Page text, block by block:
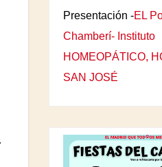
Presentación -EL
Chamberí- Instituto
HOMEOPÁTICO,
SAN JOSÉ